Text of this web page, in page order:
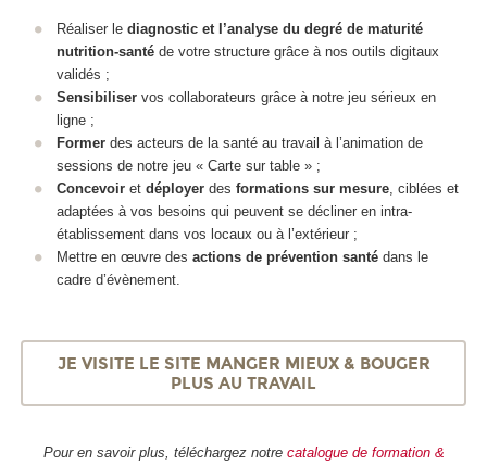
Réaliser le diagnostic et l’analyse du degré de maturité
nutrition-santéde votre structure grâce à nos outils digitaux
validés ;
Sensibiliser vos collaborateurs grâce à notre jeu sérieux en
ligne ;
Former des acteurs de la santé au travail à l’animation de
sessions de notre jeu « Carte sur table » ;
Concevoir et déployer des formations sur mesure, ciblées et
adaptées à vos besoins qui peuvent se décliner en intra-
établissement dans vos locaux ou à l’extérieur ;
Mettre en œuvre des actions de prévention santédans le
cadre d’évènement.
JE VISITE LE SITE MANGER MIEUX & BOUGER
PLUS AU TRAVAIL
Pour en savoir plus, téléchargez notre catalogue de formation &